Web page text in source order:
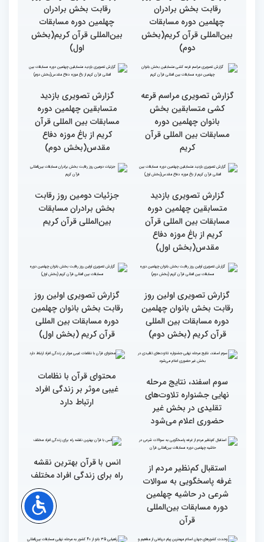
نخستین محفل بین‌المللی
انس با قرآن ویژه بانوان
از حضور سفیر عربستان تا
استقبال بی‌نظیر کودکان و
نوجوانان/ نگاهی به حواشی
قرآن به میزبانی ایران
گزارش تصویری دومین روز
چهلمین دوره مسابقات
دوم)
گزارش تصویری دومین روز
چهلمین دوره مسابقات
اول)
گزارش تصویری مراسم قرعه
بانوان چهلمین دوره
کریم
مسابقات بین المللی قرآن
مقدس(بخش دوم)
متسابقین چهلمین دوره
کریم از باغ موزه دفاع
مقدس(بخش اول)
جزئیات دومین روز رقابت
بین‌المللی قرآن کریم
گزارش تصویری اولین روز
دوره مسابقات بین المللی
قرآن کریم (بخش دوم)
گزارش تصویری اولین روز
رقابت بخش بانوان چهلمین
دوره مسابقات بین المللی
قرآن کریم (بخش اول)
محتوای قرآن با نظامات